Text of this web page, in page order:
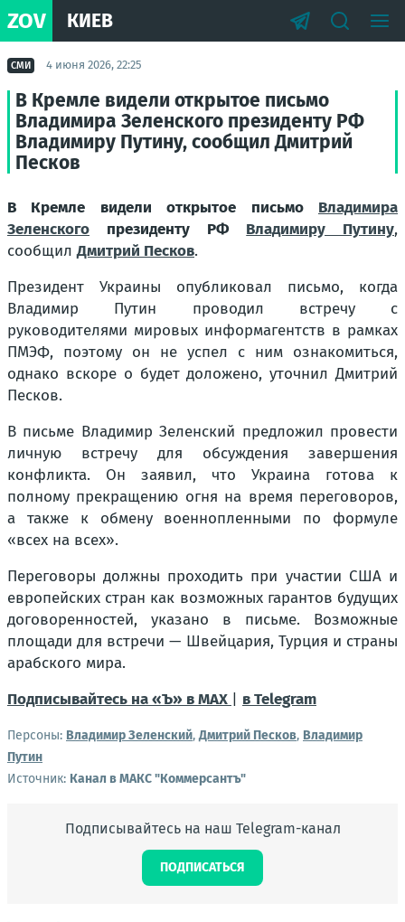
ZOV КИЕВ
СМИ 4 июня 2026, 22:25
В Кремле видели открытое письмо
Владимира Зеленского президенту РФ
Владимиру Путину, сообщил Дмитрий
Песков
В Кремле видели открытое письмо Владимира
Зеленского президенту РФ Владимиру Путину,
сообщилДмитрий Песков.
Президент Украины опубликовал письмо, когда
Владимир Путин проводил встречу с
руководителями мировых информагентств в рамках
ПМЭФ, поэтому он не успел с ним ознакомиться,
однако вскоре о будет доложено, уточнил Дмитрий
Песков.
В письме Владимир Зеленский предложил провести
личную встречу для обсуждения завершения
конфликта. Он заявил, что Украина готова к
полному прекращению огня на время переговоров,
а также к обмену военнопленными по формуле
«всех на всех».
Переговоры должны проходить при участии США и
европейских стран как возможных гарантов будущих
договоренностей, указано в письме. Возможные
площади для встречи — Швейцария, Турция и страны
арабского мира.
Подписывайтесь на «Ъ» в MAX
в Telegram
Персоны: Владимир Зеленский,Дмитрий Песков, Владимир
Путин
Источник: Канал в МАКС "Коммерсантъ"
Подписывайтесь на наш Telegram-канал
ПОДПИСАТЬСЯ